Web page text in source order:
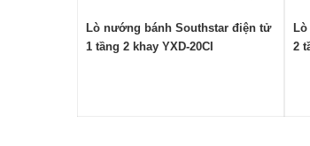
Lò nướng bánh Southstar điện tử
1 tầng 2 khay YXD-20CI
2